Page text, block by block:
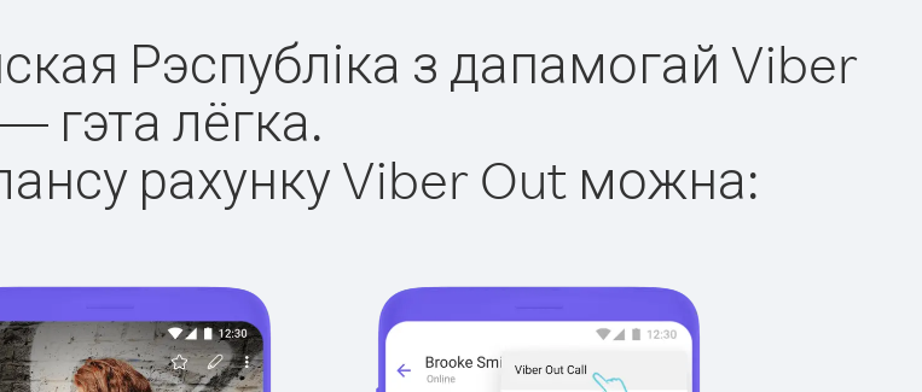
Рэспубліка з дапамогай Viber
гэта лёгка.
рахунку Viber Out можна: